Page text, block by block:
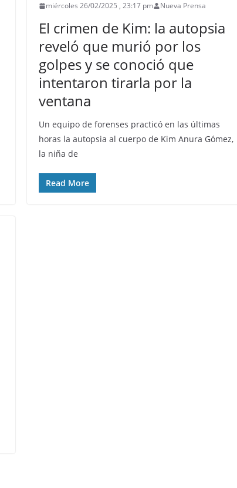
miércoles 26/02/2025 , 23:17 pm Nueva Prensa
El crimen de Kim: la autopsia
reveló que murió por los
golpes y se conoció que
intentaron tirarla por la
ventana
Un equipo de forenses practicó en las últimas
horas la autopsia al cuerpo de Kim Anura Gómez,
la niña de
Read More